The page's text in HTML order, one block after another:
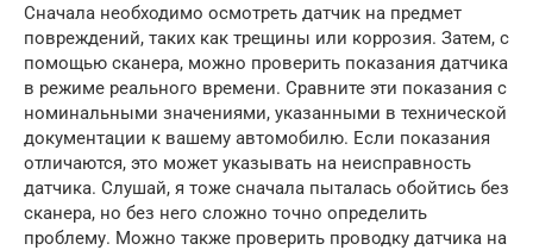
Сначала необходимо осмотреть датчик на предмет
повреждений, таких как трещины или коррозия. Затем, с
помощью сканера, можно проверить показания датчика
в режиме реального времени. Сравните эти показания с
номинальными значениями, указанными в технической
документации к вашему автомобилю. Если показания
отличаются, это может указывать на неисправность
датчика. Слушай, я тоже сначала пыталась обойтись без
сканера, но без него сложно точно определить
проблему. Можно также проверить проводку датчика на